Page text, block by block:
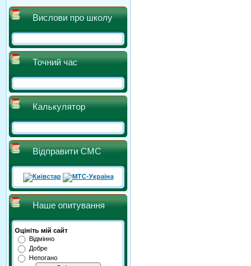
Вислови про школу
Точний час
Калькулятор
Відправити СМС
Наше опитування
Оцініть мій сайт
Відмінно
Добре
Непогано